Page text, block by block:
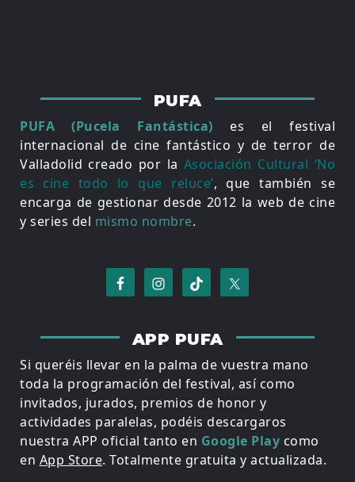
PUFA
PUFA (Pucela Fantástica) es el festival
internacional de cine fantástico y de terror de
Valladolid creado por la Asociación Cultural ‘No
es cine todo lo que reluce’, que también se
encarga de gestionar desde 2012 la web de cine
y series del mismo nombre.
APP PUFA
Si queréis llevar en la palma de vuestra mano
toda la programación del festival, así como
invitados, jurados, premios de honor y
actividades paralelas, podéis descargaros
nuestra APP oficial tanto en Google Play como
en App Store. Totalmente gratuita y actualizada.